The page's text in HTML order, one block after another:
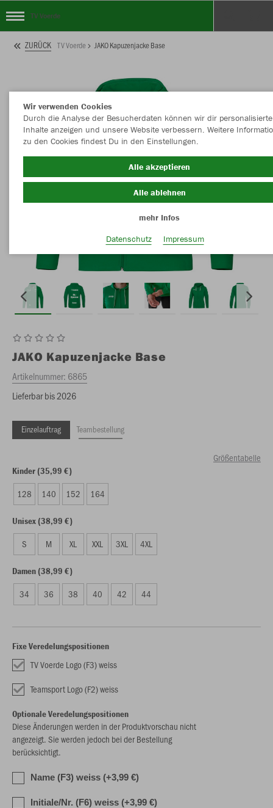
TV Voerde
ZURÜCK TV Voerde JAKO Kapuzenjacke Base
JAKO Kapuzenjacke Base
Artikelnummer: 6865
Lieferbar bis 2026
Einzelauftrag Teambestellung
Größentabelle
Kinder (35,99 €)
128 140 152 164
Unisex (38,99 €)
S M XL XXL 3XL 4XL
Damen (38,99 €)
34 36 38 40 42 44
Fixe Veredelungspositionen
TV Voerde Logo (F3) weiss
Teamsport Logo (F2) weiss
Optionale Veredelungspositionen
Diese Änderungen werden in der Produktvorschau nicht
angezeigt. Sie werden jedoch bei der Bestellung
berücksichtigt.
Name (F3) weiss (+3,99 €)
Initiale/Nr. (F6) weiss (+3,99 €)
Wir verwenden Cookies
Durch die Analyse der Besucherdaten können wir dir personalisierte
Inhalte anzeigen und unsere Website verbessern. Weitere
zu den Cookies findest Du in den Einstellungen.
Alle akzeptieren
Alle ablehnen
mehr Infos
Datenschutz
Impressum